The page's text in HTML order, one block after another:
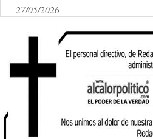
27/05/2026